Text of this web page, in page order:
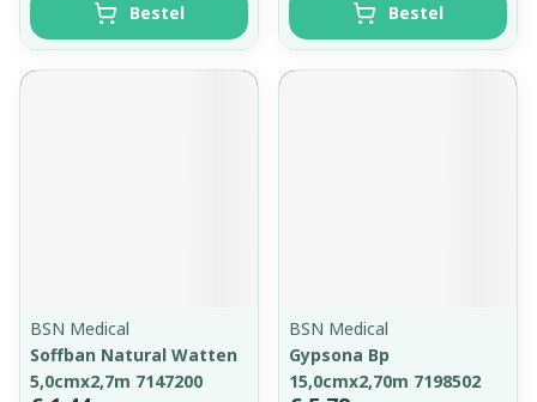
Bestel Bestel
BSN Medical
Soffban Natural Watten
5,0cmx2,7m 7147200
BSN Medical
Gypsona Bp
15,0cmx2,70m 7198502